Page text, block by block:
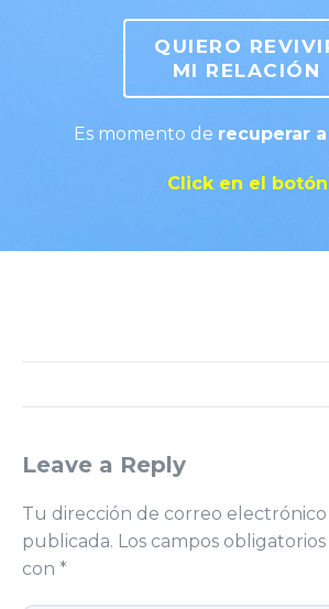
QUIERO
MI RELACIÓN
Es momento de recuperar
Click en el
Leave a Reply
Tu dirección de correo electrónico
publicada. Los campos
con *